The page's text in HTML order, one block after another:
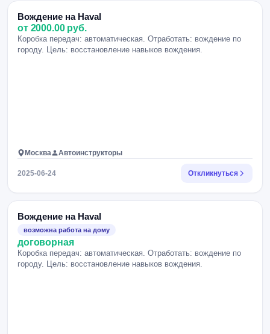
Вождение на Haval
от 2000.00 руб.
Коробка передач: автоматическая. Отработать: вождение по
городу. Цель: восстановление навыков вождения.
Москва Автоинструкторы
2025-06-24 Откликнуться
Вождение на Haval
возможна работа на дому
договорная
Коробка передач: автоматическая. Отработать: вождение по
городу. Цель: восстановление навыков вождения.